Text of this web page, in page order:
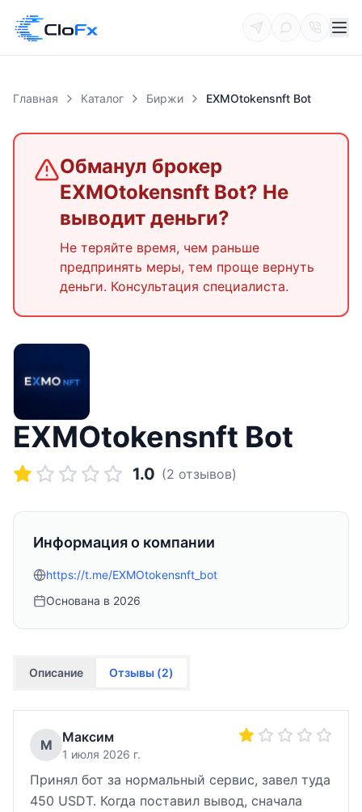
Главная Каталог Биржи EXMOtokensnft Bot
Обманул брокер
EXMOtokensnft Bot? Не
выводит деньги?
Не теряйте время, чем раньше
предпринять меры, тем проще вернуть
деньги. Консультация специалиста.
EXMOtokensnft Bot
1.0 (2 отзывов)
Информация о компании
https://t.me/EXMOtokensnft_bot
Основана в 2026
Описание Отзывы (2)
М Максим
1 июля 2026 г.
Принял бот за нормальный сервис, завел туда
450 USDT. Когда поставил вывод, сначала